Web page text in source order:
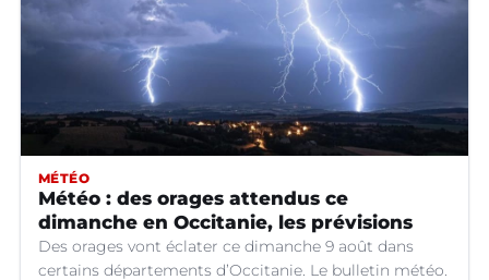
MÉTÉO
Météo : des orages attendus ce
dimanche en Occitanie, les prévisions
Des orages vont éclater ce dimanche 9 août dans
certains départements d’Occitanie. Le bulletin météo.